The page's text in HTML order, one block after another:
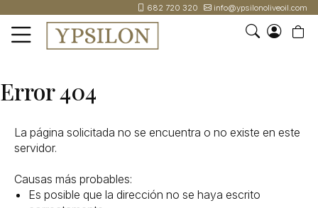
682 720 320 info@ypsilonoliveoil.com
NOSOTROS
ONLINE
CONTACTO
Error 404
La página solicitada no se encuentra o no existe en este
servidor.
Causas más probables:
Es posible que la dirección no se haya escrito